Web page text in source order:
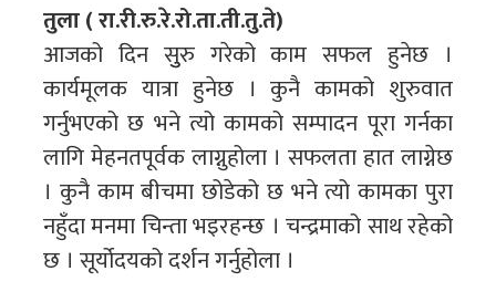
तुला ( रा.री.रु.रे.रो.ता.ती.तु.ते)
आजको दिन सुुरु गरेको काम सफल हुनेछ ।
कार्यमूलक यात्रा हुनेछ । कुनै कामको शुरुवात
गर्नुभएको छ भने त्यो कामको सम्पादन पूरा गर्नका
लागि मेहनतपूर्वक लाग्नुहोला । सफलता हात लाग्नेछ
। कुनै काम बीचमा छोडेको छ भने त्यो कामका पुरा
नहुँदा मनमा चिन्ता भइरहन्छ । चन्द्रमाको साथ रहेको
छ । सूर्योदयको दर्शन गर्नुहोला ।